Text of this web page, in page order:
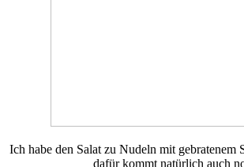
Ich habe den Salat zu Nudeln mit gebratenem
dafür kommt natürlich auch